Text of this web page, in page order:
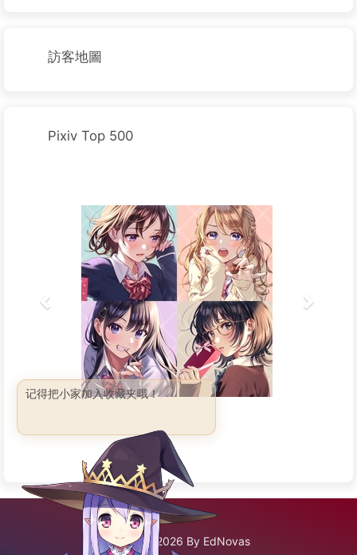
訪客地圖
Pixiv Top 500
©2020 - 2026 By EdNovas
记得把小家加入收藏夹哦！